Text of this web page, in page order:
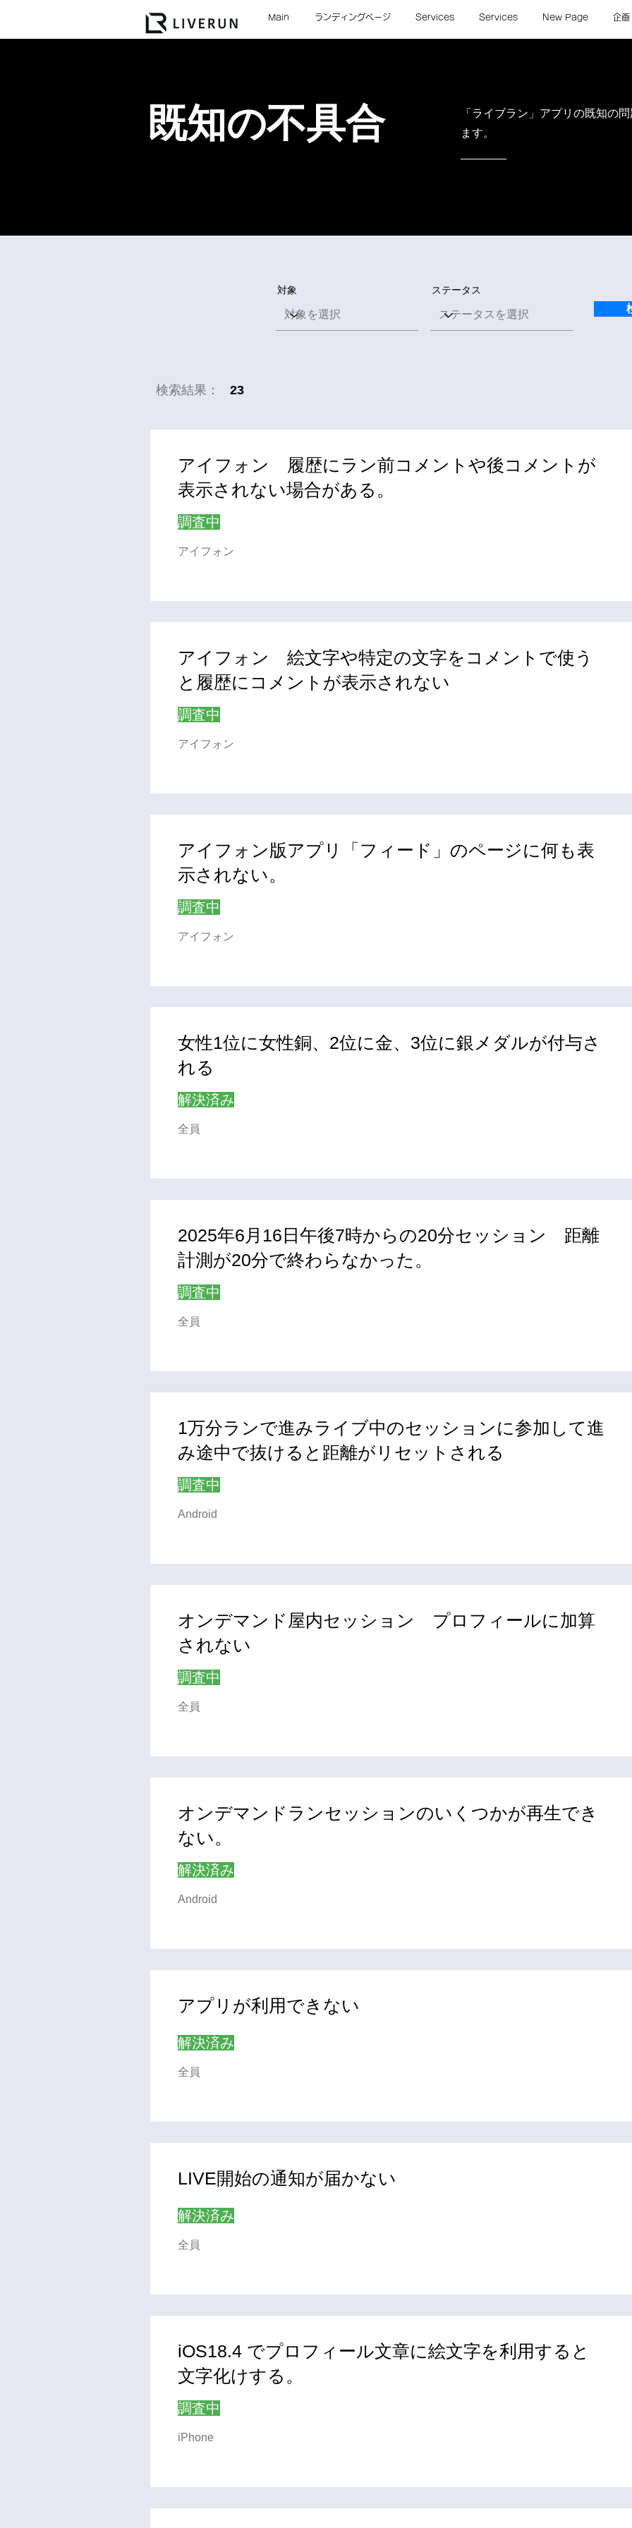
Main ランディングページ Services Services New Page 企画
既知の不具合
「ライブラン」アプリの既知の
ます。
対象 ステータス
​検索結果： 23
アイフォン 履歴にラン前コメントや後コメントが
表示されない場合がある。
調査中
アイフォン
アイフォン 絵文字や特定の文字をコメントで使う
と履歴にコメントが表示されない
調査中
アイフォン
アイフォン版アプリ「フィード」のページに何も表
示されない。
調査中
アイフォン
女性1位に女性銅、2位に金、3位に銀メダルが付与さ
れる
解決済み
全員
2025年6月16日午後7時からの20分セッション 距離
計測が20分で終わらなかった。
調査中
全員
1万分ランで進みライブ中のセッションに参加して進
み途中で抜けると距離がリセットされる
調査中
Android
オンデマンド屋内セッション プロフィールに加算
されない
調査中
全員
オンデマンドランセッションのいくつかが再生でき
ない。
解決済み
Android
アプリが利用できない
解決済み
全員
LIVE開始の通知が届かない
解決済み
全員
iOS18.4 でプロフィール文章に絵文字を利用すると
文字化けする。
調査中
iPhone